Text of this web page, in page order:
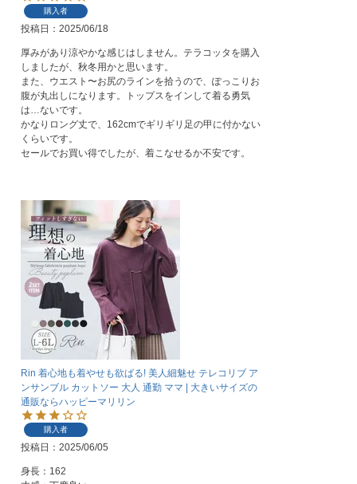
購入者
投稿日 2025/06/18
厚みがあり涼やかな感じはしません。テラコッタを購入
しましたが、秋冬用かと思います。
また、ウエスト〜お尻のラインを拾うので、ぽっこりお
腹が丸出しになります。トップスをインして着る勇気
は…ないです。
かなりロング丈で、162cmでギリギリ足の甲に付かない
くらいです。
セールでお買い得でしたが、着こなせるか不安です。
Rin 着心地も着やせも欲ばる! 美人細魅せ テレコリブ ア
ンサンブル カットソー 大人 通勤 ママ | 大きいサイズの
通販ならハッピーマリリン
購入者
投稿日 2025/06/05
身長：162